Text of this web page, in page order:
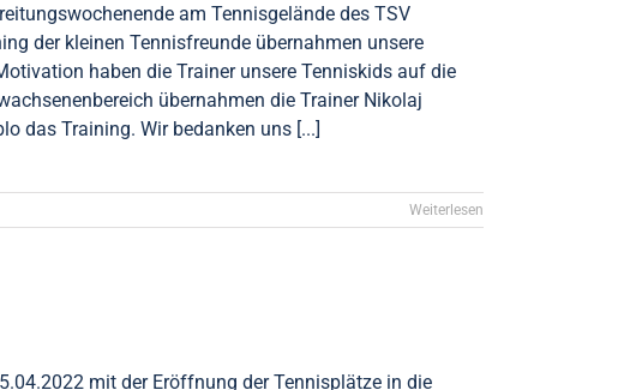
am Tennisgelände des TSV
der kleinen Tennisfreunde übernahmen unsere
haben die Trainer unsere Tenniskids auf die
übernahmen die Trainer Nikolaj
das Training. Wir bedanken uns [...]
Weiterlesen
mit der Eröffnung der Tennisplätze in die